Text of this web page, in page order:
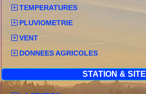
TEMPERATURES
PLUVIOMETRIE
VENT
DONNEES AGRICOLES
STATION & SITE